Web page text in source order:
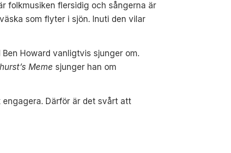
folkmusiken flersidig och sångerna är
som flyter i sjön. Inuti den vilar
Howard vanligtvis sjunger om.
Memesjunger han om
Därför är det svårt att